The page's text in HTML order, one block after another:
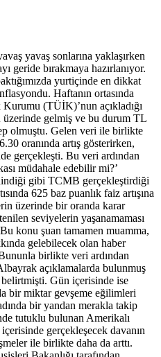
yavaş sonlarına yaklaşırken
geride bırakmaya hazırlanıyor.
yurtiçinde en dikkat
Haftanın ortasında
(TÜİK)’nun açıkladığı
gelmiş ve bu durum TL
olmuştu. Gelen veri ile birlikte
oranında artış gösterirken,
gerçekleşti. Bu veri ardından
müdahale edebilir mi?’
gibi TCMB gerçekleştirdiği
625 baz puanlık faiz artışına
üzerinde bir oranda karar
seviyelerin yaşanamaması
konu şuan tamamen muamma,
gelebilecek olan haber
birlikte veri ardından
açıklamalarda bulunmuş
belirtmişti. Gün içerisinde ise
bir miktar gevşeme eğilimleri
bir yandan merakla takip
tutuklu bulunan Amerikalı
gerçekleşecek davanın
ile birlikte daha da arttı.